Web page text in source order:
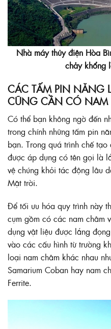
Nhà máy thủy điện Hòa
chảy khổng
CÁC TẤM PIN NĂNG
CŨNG CẦN CÓ NAM
Có thể bạn không ngờ đến
trong chính những tấm pin
bạn. Trong quá trình chế
được áp dụng có tên gọi là
vệ chúng khỏi tác động lâu
Mặt trời.
Để tối ưu hóa quy trình này
cụm gồm có các nam châm
dụng vật liệu được lắng
vào các cấu hình từ trường
loại nam châm khác nhau
Samarium Coban hay nam
Ferrite.